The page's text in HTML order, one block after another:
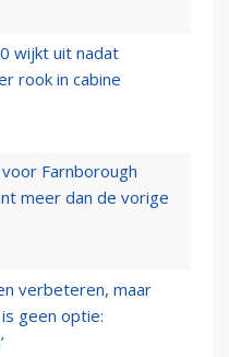
wijkt uit nadat
rook in cabine
Farnborough
meer dan de vorige
verbeteren, maar
geen optie: